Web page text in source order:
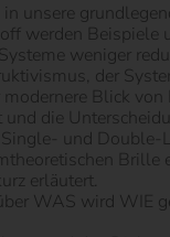
unsere
werden Beispiele
weniger
der
Blick
die
und Double-
Brille
erläutert.
WAS wird WIE